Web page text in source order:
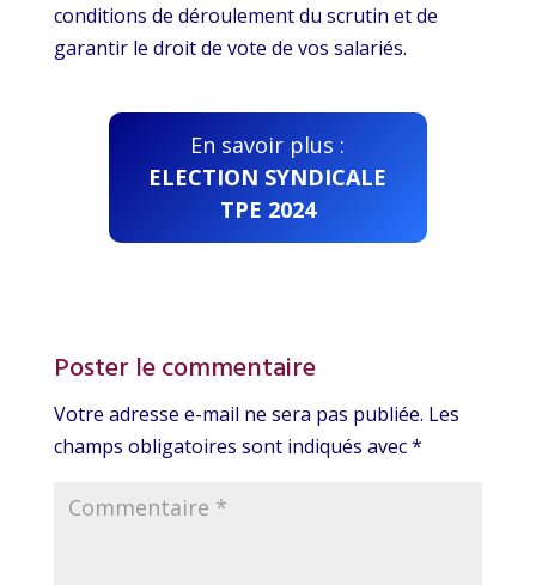
conditions de déroulement du scrutin et de
garantir le droit de vote de vos salariés.
En savoir plus :
ELECTION SYNDICALE
TPE 2024
Poster le commentaire
Votre adresse e-mail ne sera pas publiée. Les
champs obligatoires sont indiqués avec*